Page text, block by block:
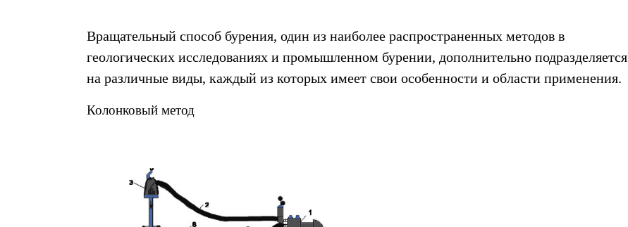
Вращательный способ бурения, один из наиболее распространенных методов в
геологических исследованиях и промышленном бурении, дополнительно подразделяется
на различные виды, каждый из которых имеет свои особенности и области применения.
Колонковый метод